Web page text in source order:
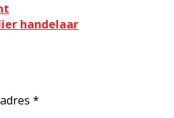
handelaar
*